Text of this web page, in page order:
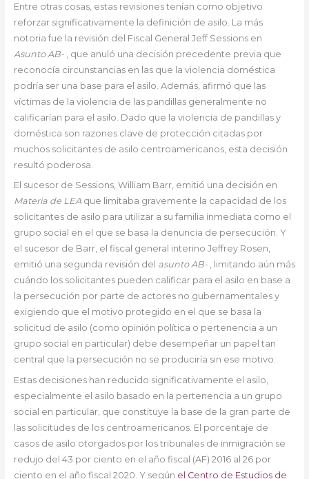
Entre otras cosas, estas revisiones tenían como objetivo
reforzar significativamente la definición de asilo. La más
notoria fue la revisión del Fiscal General Jeff Sessions en
Asunto AB-, que anuló una decisión precedente previa que
reconocía circunstancias en las que la violencia doméstica
podría ser una base para el asilo. Además, afirmó que las
víctimas de la violencia de las pandillas generalmente no
calificarían para el asilo. Dado que la violencia de pandillas y
doméstica son razones clave de protección citadas por
muchos solicitantes de asilo centroamericanos, esta decisión
resultó poderosa.
El sucesor de Sessions, William Barr, emitió una decisión en
Materia de LEAque limitaba gravemente la capacidad de los
solicitantes de asilo para utilizar a su familia inmediata como el
grupo social en el que se basa la denuncia de persecución. Y
el sucesor de Barr, el fiscal general interino Jeffrey Rosen,
emitió una segunda revisión del asunto AB-, limitando aún más
cuándo los solicitantes pueden calificar para el asilo en base a
la persecución por parte de actores no gubernamentales y
exigiendo que el motivo protegido en el que se basa la
solicitud de asilo (como opinión política o pertenencia a un
grupo social en particular) debe desempeñar un papel tan
central que la persecución no se produciría sin ese motivo.
Estas decisiones han reducido significativamente el asilo,
especialmente el asilo basado en la pertenencia a un grupo
social en particular, que constituye la base de la gran parte de
las solicitudes de los centroamericanos. El porcentaje de
casos de asilo otorgados por los tribunales de inmigración se
redujo del 43 por ciento en el año fiscal (AF) 2016 al 26 por
ciento en el año fiscal 2020. Y según el Centro de Estudios de